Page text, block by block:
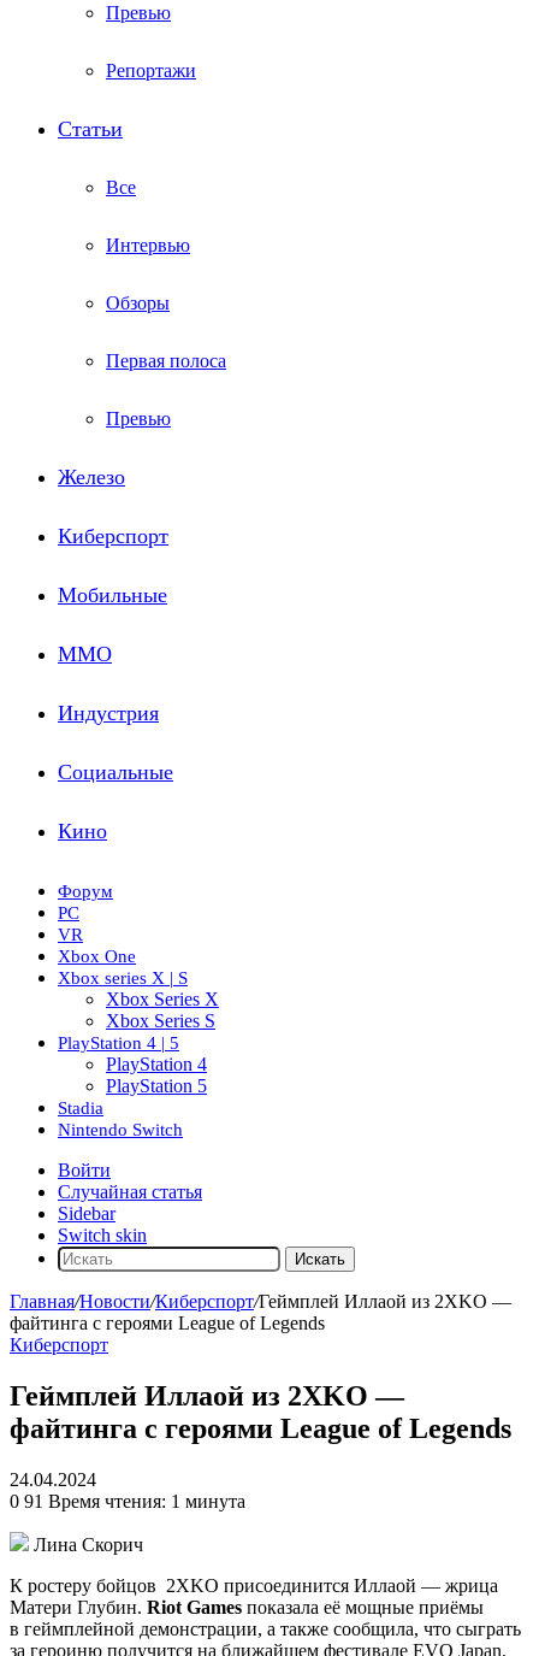
Превью
Репортажи
Статьи
Все
Интервью
Обзоры
Первая полоса
Превью
Железо
Киберспорт
Мобильные
ММО
Индустрия
Социальные
Кино
Форум
PC
VR
Xbox One
Xbox series X | S
Xbox Series X
Xbox Series S
PlayStation 4 | 5
PlayStation 4
PlayStation 5
Stadia
Nintendo Switch
Войти
Случайная статья
Sidebar
Switch skin
Искать
Главная/Новости/Киберспорт/Геймплей Иллаой из 2XKO —
файтинга с героями League of Legends
Киберспорт
Геймплей Иллаой из 2XKO —
файтинга с героями League of Legends
24.04.2024
0 91 Время чтения: 1 минута
Лина Скорич
К ростеру бойцов 2XKO присоединится Иллаой — жрица
Матери Глубин. Riot Games показала её мощные приёмы
в геймплейной демонстрации, а также сообщила, что сыграть
за героиню получится на ближайшем фестивале EVO Japan.